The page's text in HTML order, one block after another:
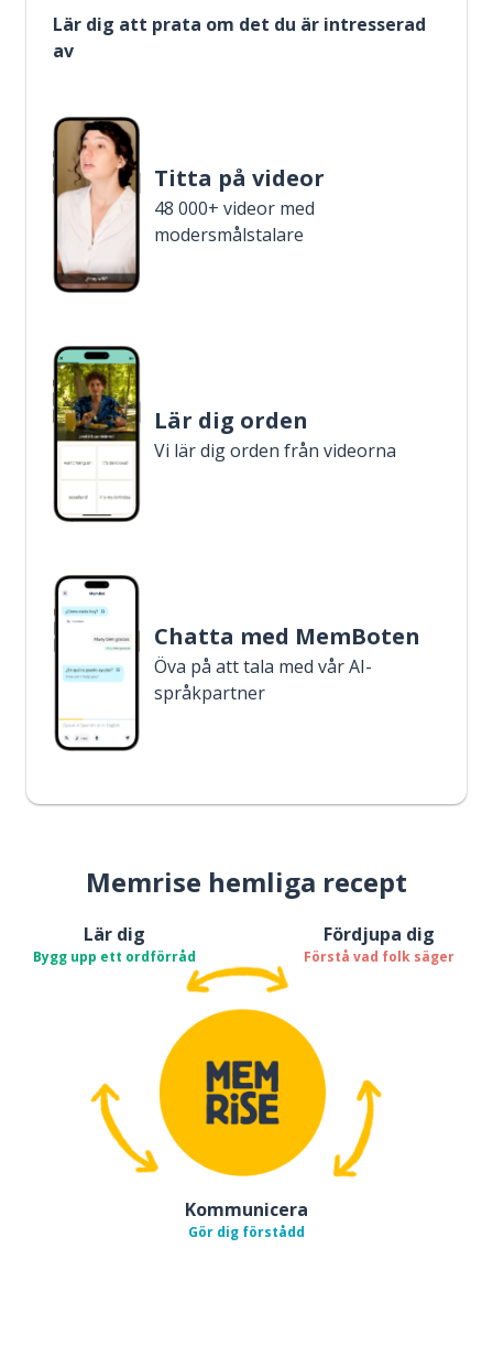
Lär dig att prata om det du är intresserad
av
Titta på videor
48 000+ videor med
modersmålstalare
Lär dig orden
Vi lär dig orden från videorna
Chatta med MemBoten
Öva på att tala med vår AI-
språkpartner
Memrise hemliga recept
Lär dig
Bygg upp ett ordförråd
Fördjupa dig
Förstå vad folk säger
Kommunicera
Gör dig förstådd